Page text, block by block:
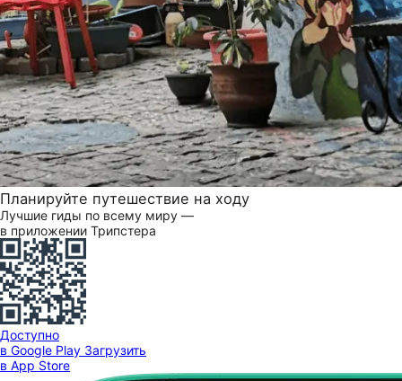
Планируйте путешествие на ходу
Лучшие гиды по всему миру —
в приложении Трипстера
Доступно
в Google Play Загрузить
в App Store